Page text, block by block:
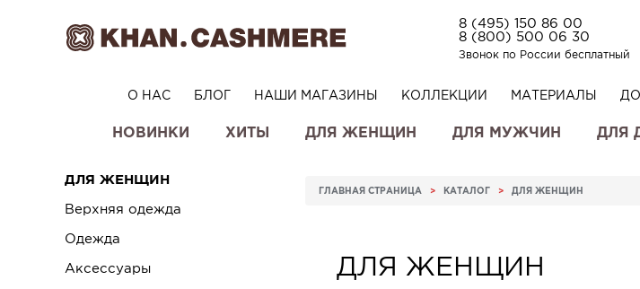
8 (495) 150 86 00
8 (800) 500 06 30
Звонок по России бесплатный
О НАС БЛОГ НАШИ МАГАЗИНЫ КОЛЛЕКЦИИ МАТЕРИАЛЫ
НОВИНКИ ХИТЫ ДЛЯ ЖЕНЩИН ДЛЯ МУЖЧИН ДЛЯ
ДЛЯ ЖЕНЩИН
Верхняя одежда
Одежда
Аксессуары
ГЛАВНАЯ СТРАНИЦА > КАТАЛОГ > ДЛЯ ЖЕНЩИН
ДЛЯ ЖЕНЩИН